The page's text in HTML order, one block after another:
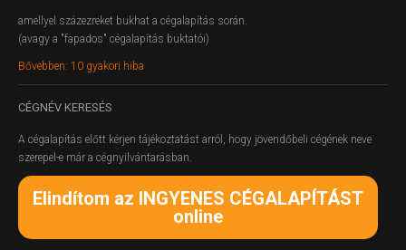
amellyel százezreket bukhat a cégalapítás során.
(avagy a "fapados" cégalapítás buktatói)
Bővebben: 10 gyakori hiba
CÉGNÉV KERESÉS
A cégalapítás előtt kérjen tájékoztatást arról, hogy jövendőbeli cégének neve
szerepel-e már a cégnyilvántarásban.
Elindítom az INGYENES CÉGALAPÍTÁST
online